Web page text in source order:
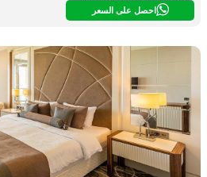
احصل على السعر